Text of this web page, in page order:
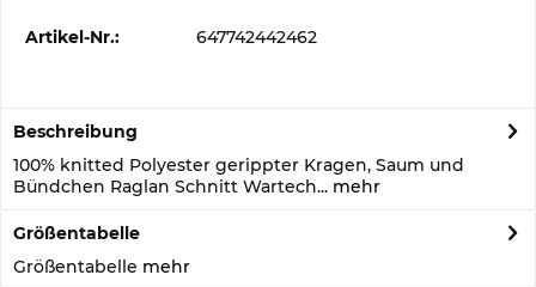
Artikel-Nr.: 647742442462
Beschreibung
100% knitted Polyester gerippter Kragen, Saum und
Bündchen Raglan Schnitt Wartech... mehr
Größentabelle
Größentabelle mehr